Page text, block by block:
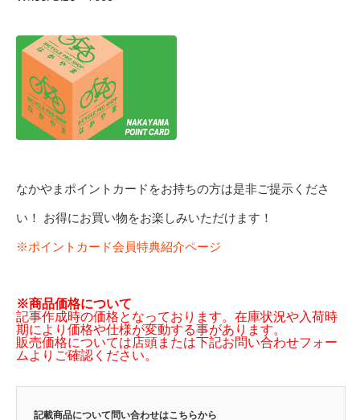
なかやまポイントカードをお持ちの方は是非ご提示くださ
い！ お得にお買い物をお楽しみいただけます！
※ポイントカード会員特典紹介ページ
※商品価格について
記事作成時の価格となっております。在庫状況や入荷時
期により価格や仕様が変動する事があります。
販売価格については店頭または下記お問い合わせフォー
ムよりご確認ください。
記載商品について問い合わせはこちらから